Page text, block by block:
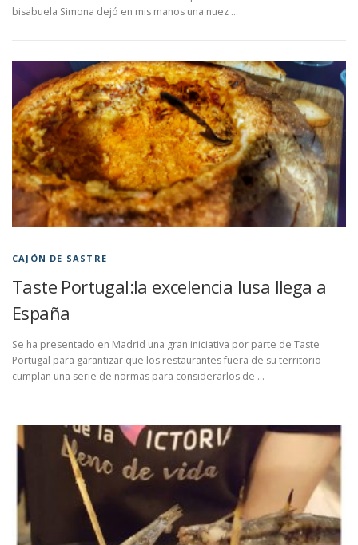
bisabuela Simona dejó en mis manos una nuez …
CAJÓN DE SASTRE
Taste Portugal:la excelencia lusa llega a
España
Se ha presentado en Madrid una gran iniciativa por parte de Taste
Portugal para garantizar que los restaurantes fuera de su territorio
cumplan una serie de normas para considerarlos de …